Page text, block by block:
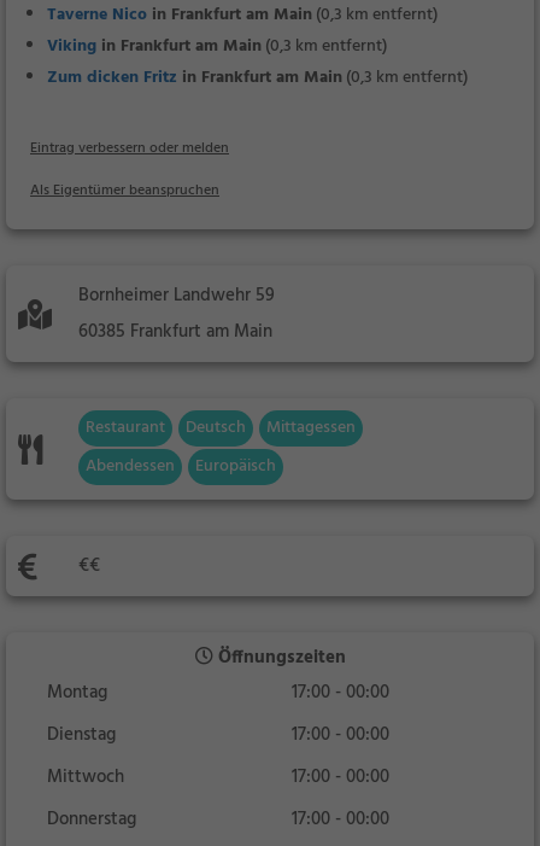
Taverne Nico in Frankfurt am Main (0,3 km entfernt)
Viking in Frankfurt am Main (0,3 km entfernt)
Zum dicken Fritz in Frankfurt am Main (0,3 km entfernt)
Eintrag verbessern oder melden
Als Eigentümer beanspruchen
Bornheimer Landwehr 59
60385 Frankfurt am Main
Restaurant Deutsch
Mittagessen
Abendessen
Europäisch
€€
Öffnungszeiten
Montag
17:00 - 00:00
Dienstag
17:00 - 00:00
Mittwoch
17:00 - 00:00
Donnerstag
17:00 - 00:00